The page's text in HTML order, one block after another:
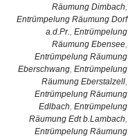
Räumung Dimbach,
Entrümpelung Räumung Dorf
a.d.Pr., Entrümpelung
Räumung Ebensee,
Entrümpelung Räumung
Eberschwang, Entrümpelung
Räumung Eberstalzell,
Entrümpelung Räumung
Edlbach, Entrümpelung
Räumung Edt b.Lambach,
Entrümpelung Räumung